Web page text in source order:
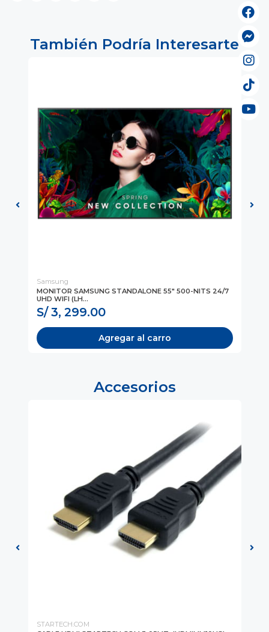
También Podría Interesarte
Samsung
MONITOR SAMSUNG STANDALONE 55" 500-NITS 24/7
UHD WIFI (LH...
S/ 3, 299.00
Agregar al carro
Accesorios
STARTECH.COM